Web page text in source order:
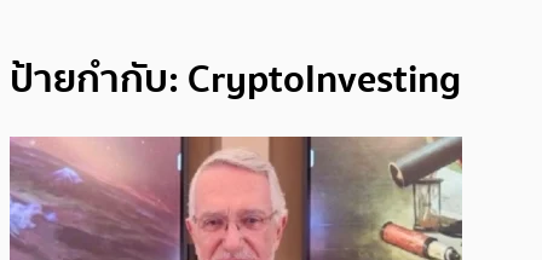
ป้ายกำกับ: CryptoInvesting